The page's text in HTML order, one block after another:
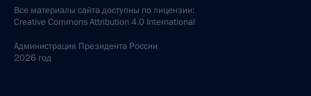
Все материалы сайта доступны по лицензии:
Creative Commons Attribution 4.0 International
Администрация Президента России
2026 год